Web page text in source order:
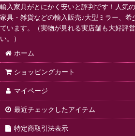
輸入家具がとにかく安いと評判です！人気
家具・雑貨などの輸入販売♪大型ミラー、希
ています。（実物が見れる実店舗も大好評
い。）
ホーム
ショッピングカート
マイページ
最近チェックしたアイテム
特定商取引法表示